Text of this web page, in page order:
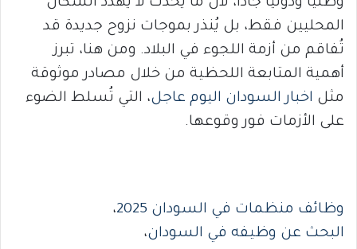
وطنيًا ودوليًا جادًا، لأن ما يحدث لا يهدد السكان
المحليين فقط، بل يُنذر بموجات نزوح جديدة قد
تُفاقم من أزمة اللجوء في البلاد. ومن هنا، تبرز
أهمية المتابعة اللحظية من خلال مصادر موثوقة
مثل اخبار السودان اليوم عاجل، التي تُسلط الضوء
على الأزمات فور وقوعها.
وظائف منظمات في السودان 2025
،
البحث عن وظيفه في السودان،